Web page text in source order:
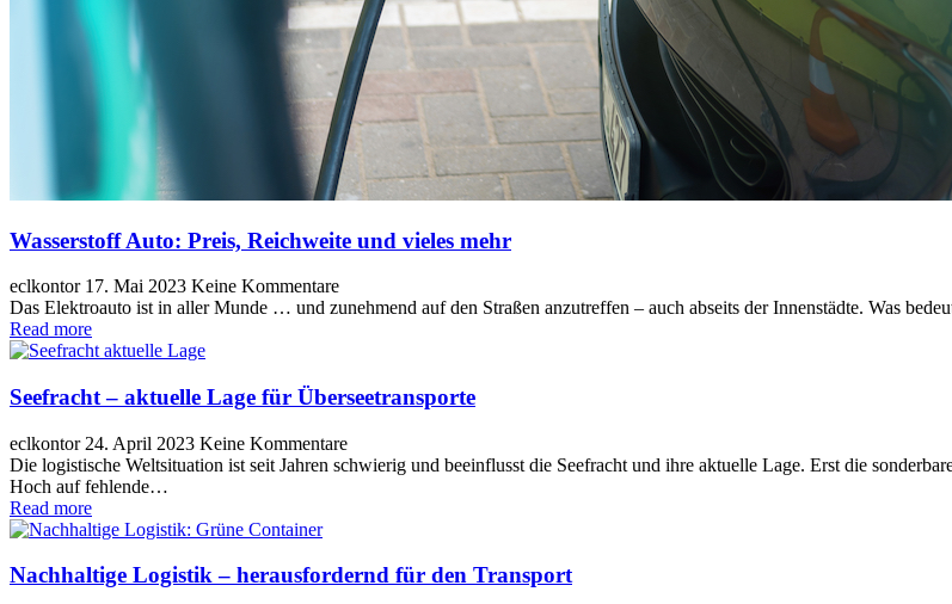
Wasserstoff Auto: Preis, Reichweite und vieles mehr
eclkontor 17. Mai 2023 Keine Kommentare
Das Elektroauto ist in aller Munde … und zunehmend auf den Straßen anzutreffen – auch abseits der Innenstädte. Was
Read more
Seefracht – aktuelle Lage für Überseetransporte
eclkontor 24. April 2023 Keine Kommentare
Die logistische Weltsituation ist seit Jahren schwierig und beeinflusst die Seefracht und ihre aktuelle Lage. Erst die
Hoch auf fehlende…
Read more
Nachhaltige Logistik – herausfordernd für den Transport